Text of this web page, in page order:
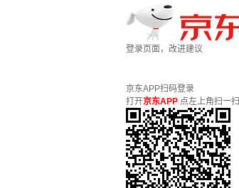
登录页面，改进建议
京东APP扫码登录
打开京东APP 点左上角扫一扫